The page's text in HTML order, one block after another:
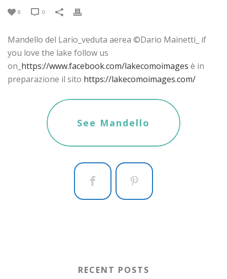
8 0
Mandello del Lario_veduta aerea ©Dario Mainetti_ if
you love the lake follow us
on_ https://www.facebook.com/lakecomoimages è in
preparazione il sito https://lakecomoimages.com/
See Mandello
RECENT POSTS